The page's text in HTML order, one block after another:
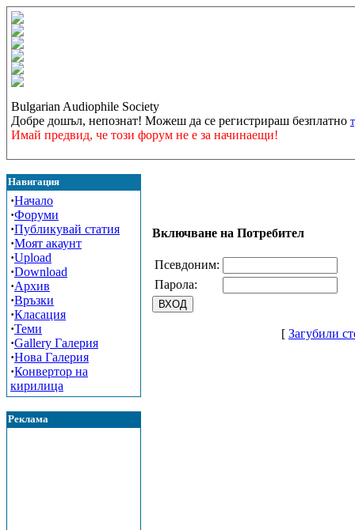
Bulgarian Audiophile Society
Добре дошъл, непознат! Можеш да се регистрираш безплатно
Имай предвид, че този форум не е за начинаещи!
Навигация
·Начало
·Форуми
·Публикувай статия
·Моят акаунт
·Upload
·Download
·Архив
·Връзки
·Класация
·Теми
·Gallery Галерия
·Нова Галерия
·Конвертор на
кирилица
Реклама
Включване на Потребител
Псевдоним:
Парола:
[ Загубили